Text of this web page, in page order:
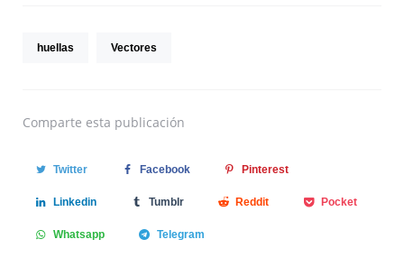
huellas Vectores
Comparte esta publicación
Twitter Facebook Pinterest
Linkedin Tumblr Reddit Pocket
Whatsapp Telegram